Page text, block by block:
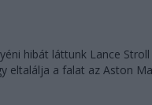
hibát láttunk Lance
eltalálja a falat az Aston